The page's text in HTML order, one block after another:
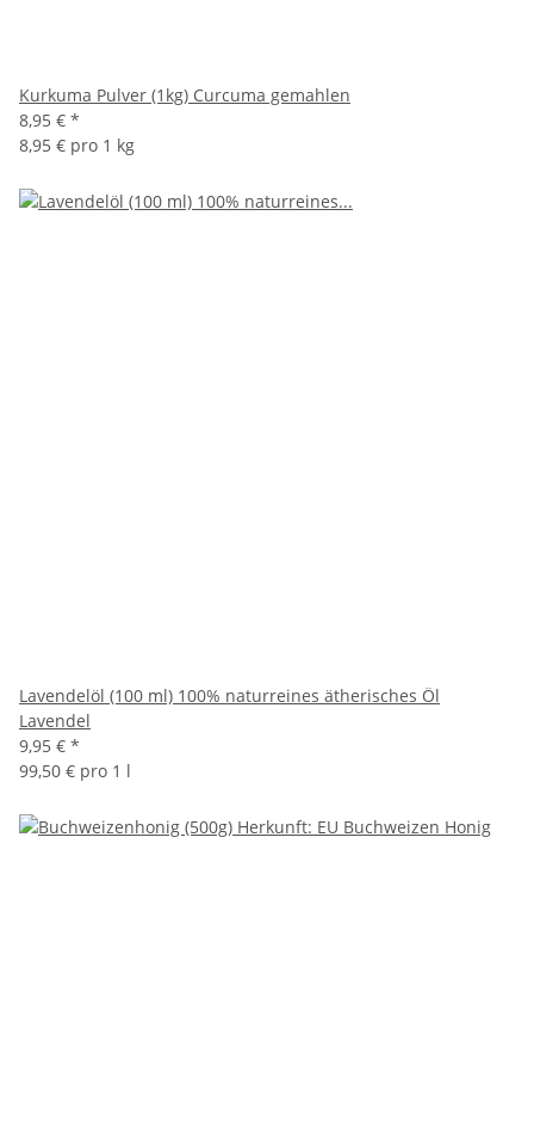
Kurkuma Pulver (1kg) Curcuma gemahlen
8,95 € *
8,95 € pro 1 kg
Lavendelöl (100 ml) 100% naturreines ätherisches Öl
Lavendel
9,95 € *
99,50 € pro 1 l